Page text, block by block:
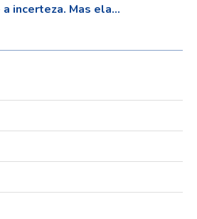
incerteza. Mas ela...